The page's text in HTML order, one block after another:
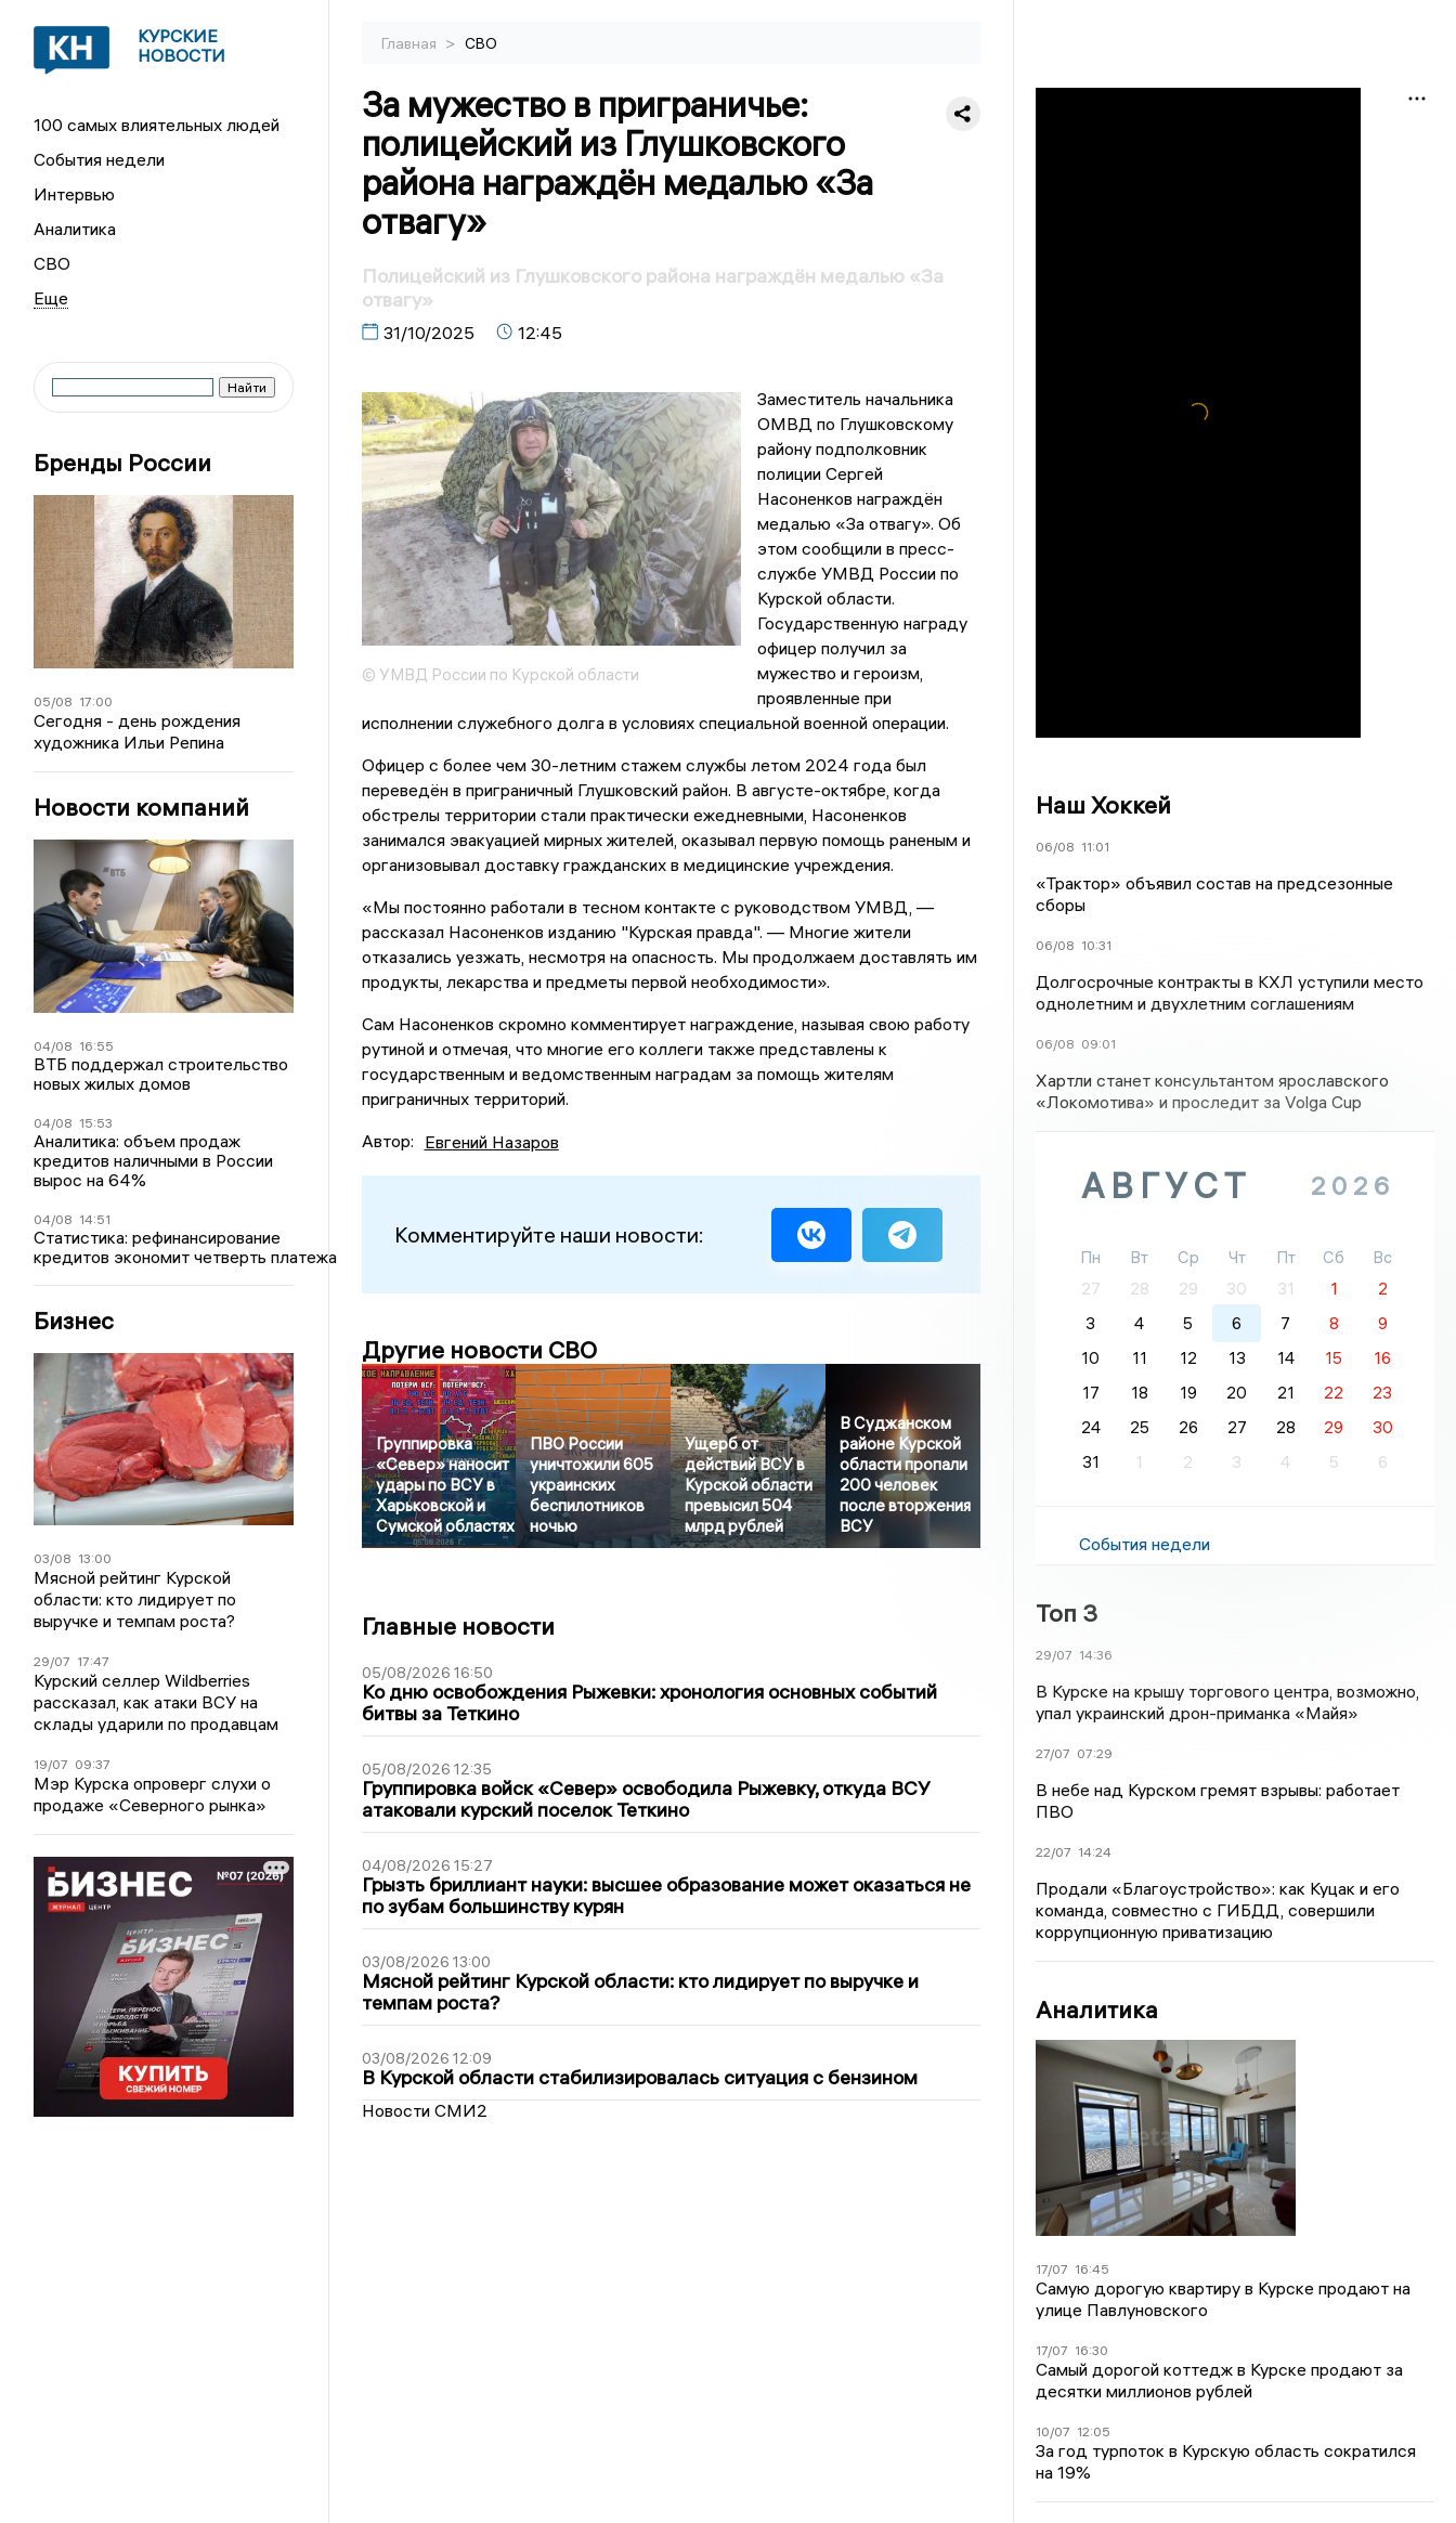
КУРСКИЕ
НОВОСТИ
100 самых влиятельных людей
События недели
Интервью
Аналитика
СВО
Бренды России
05/08 17:00
Сегодня - день рождения
художника Ильи Репина
Новости компаний
04/08 16:55
ВТБ поддержал строительство
новых жилых домов
04/08 15:53
Аналитика: объем продаж
кредитов наличными в России
вырос на 64%
04/08 14:51
Статистика: рефинансирование
кредитов экономит четверть платежа
Бизнес
03/08 13:00
Мясной рейтинг Курской
области: кто лидирует по
выручке и темпам роста?
29/07 17:47
Курский селлер Wildberries
рассказал, как атаки ВСУ на
склады ударили по продавцам
19/07 09:37
Мэр Курска опроверг слухи о
продаже «Северного рынка»
Главная > СВО
За мужество в приграничье:
полицейский из Глушковского
района награждён медалью «За
отвагу»
Полицейский из Глушковского района награждён медалью «За
отвагу»
31/10/2025 12:45
© УМВД России по Курской области
Заместитель начальника
ОМВД по Глушковскому
району подполковник
полиции Сергей
Насоненков награждён
медалью «За отвагу». Об
этом сообщили в пресс-
службе УМВД России по
Курской области.
Государственную награду
офицер получил за
мужество и героизм,
проявленные при
исполнении служебного долга в условиях специальной военной операции.
Офицер с более чем 30-летним стажем службы летом 2024 года был
переведён в приграничный Глушковский район. В августе-октябре, когда
обстрелы территории стали практически ежедневными, Насоненков
занимался эвакуацией мирных жителей, оказывал первую помощь раненым и
организовывал доставку гражданских в медицинские учреждения.
«Мы постоянно работали в тесном контакте с руководством УМВД, —
рассказал Насоненков изданию "Курская правда". — Многие жители
отказались уезжать, несмотря на опасность. Мы продолжаем доставлять им
продукты, лекарства и предметы первой необходимости».
Сам Насоненков скромно комментирует награждение, называя свою работу
рутиной и отмечая, что многие его коллеги также представлены к
государственным и ведомственным наградам за помощь жителям
приграничных территорий.
Автор: Евгений Назаров
Комментируйте наши новости:
Другие новости СВО
Группировка
«Север» наносит
удары по ВСУ в
Харьковской и
Сумской областях
ПВО России
уничтожили 605
украинских
беспилотников
ночью
Ущерб от
действий ВСУ в
Курской области
превысил 504
млрд рублей
В Суджанском
районе Курской
области пропали
200 человек
после вторжения
ВСУ
Главные новости
05/08/2026 16:50
Ко дню освобождения Рыжевки: хронология основных событий
битвы за Теткино
05/08/2026 12:35
Группировка войск «Север» освободила Рыжевку, откуда ВСУ
атаковали курский поселок Теткино
04/08/2026 15:27
Грызть бриллиант науки: высшее образование может оказаться не
по зубам большинству курян
03/08/2026 13:00
Мясной рейтинг Курской области: кто лидирует по выручке и
темпам роста?
03/08/2026 12:09
В Курской области стабилизировалась ситуация с бензином
Новости СМИ2
Наш Хоккей
06/08 11:01
«Трактор» объявил состав на предсезонные
сборы
06/08 10:31
Долгосрочные контракты в КХЛ уступили место
однолетним и двухлетним соглашениям
06/08 09:01
Хартли станет консультантом ярославского
«Локомотива» и проследит за Volga Cup
АВГУСТ 2026
Пн Вт Ср Чт Пт Сб
Вс
27
28 29 30 31 1
2
3
4 5 6 7 8
9
10
11 12 13 14 15
16
17
18 19 20 21 22
23
24
25 26 27 28 29
30
31
1 2 3 4 5 6
События недели
Топ 3
29/07 14:36
В Курске на крышу торгового центра, возможно,
упал украинский дрон-приманка «Майя»
27/07 07:29
В небе над Курском гремят взрывы: работает
ПВО
22/07 14:24
Продали «Благоустройство»: как Куцак и его
команда, совместно с ГИБДД, совершили
коррупционную приватизацию
Аналитика
17/07 16:45
Самую дорогую квартиру в Курске продают на
улице Павлуновского
17/07 16:30
Самый дорогой коттедж в Курске продают за
десятки миллионов рублей
10/07 12:05
За год турпоток в Курскую область сократился
на 19%